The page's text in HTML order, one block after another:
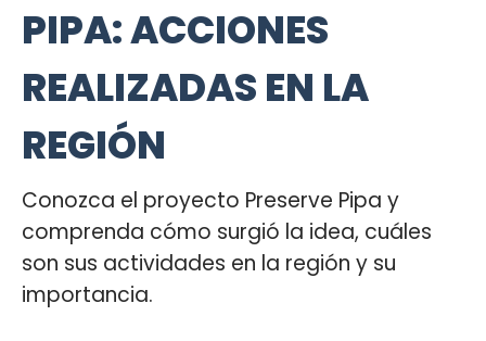
PIPA: ACCIONES
REALIZADAS EN LA
REGIÓN
Conozca el proyecto Preserve Pipa y
comprenda cómo surgió la idea, cuáles
son sus actividades en la región y su
importancia.